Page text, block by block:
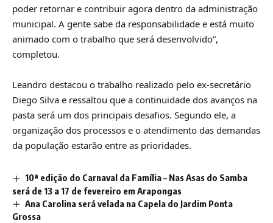
poder retornar e contribuir agora dentro da administração
municipal. A gente sabe da responsabilidade e está muito
animado com o trabalho que será desenvolvido”,
completou.
Leandro destacou o trabalho realizado pelo ex-secretário
Diego Silva e ressaltou que a continuidade dos avanços na
pasta será um dos principais desafios. Segundo ele, a
organização dos processos e o atendimento das demandas
da população estarão entre as prioridades.
10ª edição do Carnaval da Família – Nas Asas do Samba
será de 13 a 17 de fevereiro em Arapongas
Ana Carolina será velada na Capela do Jardim Ponta
Grossa